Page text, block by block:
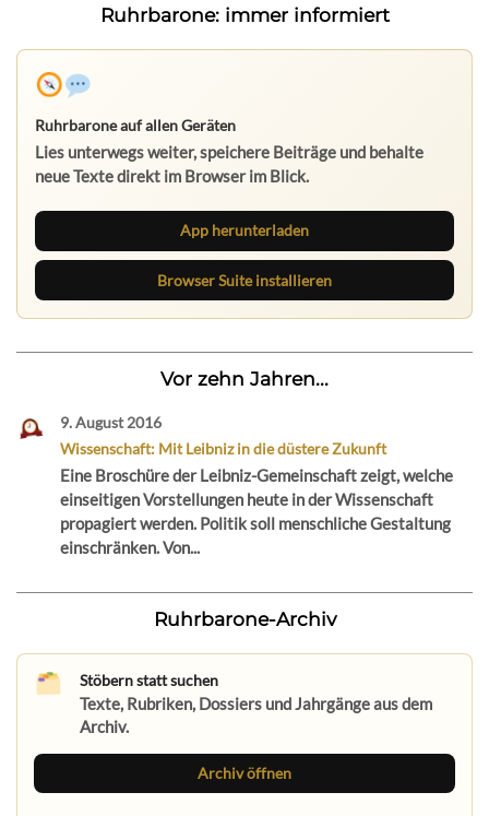
Ruhrbarone: immer informiert
Ruhrbarone auf allen Geräten
Lies unterwegs weiter, speichere Beiträge und behalte
neue Texte direkt im Browser im Blick.
App herunterladen
Browser Suite installieren
Vor zehn Jahren...
9. August 2016
Wissenschaft: Mit Leibniz in die düstere Zukunft
Eine Broschüre der Leibniz-Gemeinschaft zeigt, welche
einseitigen Vorstellungen heute in der Wissenschaft
propagiert werden. Politik soll menschliche Gestaltung
einschränken. Von...
Ruhrbarone-Archiv
Stöbern statt suchen
Texte, Rubriken, Dossiers und Jahrgänge aus dem
Archiv.
Archiv öffnen